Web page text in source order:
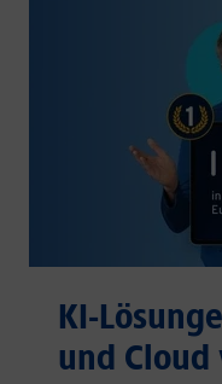
KI-
und Cloud